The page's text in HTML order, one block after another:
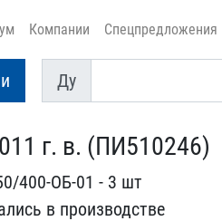
Компании Спецпредложения
Ду
Ду
г. в. (ПИ5​10246)
400-ОБ-01​ - 3 шт
в производстве